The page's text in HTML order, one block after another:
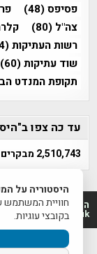
פסיפס(48)
צה"ל (80)
רשות העתיקות(354)
שוד עתיקות(60)
תקופת המנדט
עד כה צפו
2,510,743 מבקרים
| www.tegart.uk
היסטוריה על
חוויית
בקובצי עוגיות.